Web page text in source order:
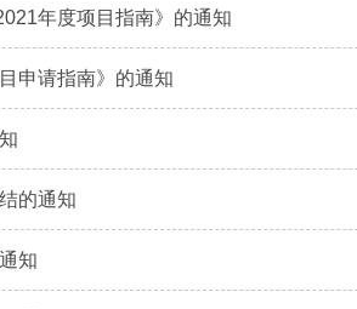
年度项目指南》的通知
申请指南》的通知
的通知
知